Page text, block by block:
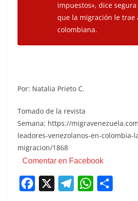
impuestos», dice
que la migración le trae
colombiana.
Por: Natalia Prieto C.
Tomado de la revista
Semana: https://
leadores-venezolanos-en-colombia-
migracion/1868
Comentar en Facebook
F X T W